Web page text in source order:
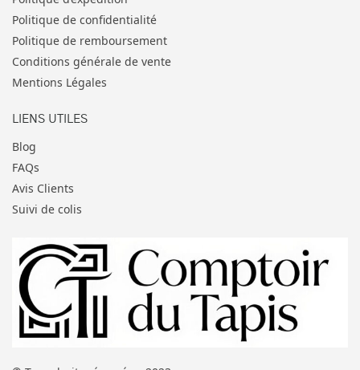
Politique de confidentialité
Politique de remboursement
Conditions générale de vente
Mentions Légales
LIENS UTILES
Blog
FAQs
Avis Clients
Suivi de colis